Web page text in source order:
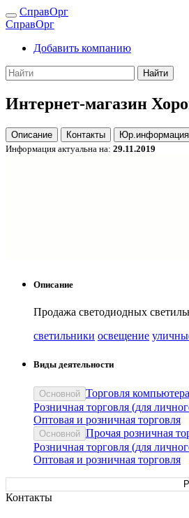
СправОрг
СправОрг
Добавить компанию
Найти
Интернет-магазин
Описание Контакты
Юр.информация
Информация актуальна на: 29.11.2019
Описание
Продажа светодиодных
светильники освещение
Виды деятельности
Основной Торговля
Розничная торговля (для
Оптовая и розничная торговля
Основной Прочая розничная
Розничная торговля (для
Оптовая и розничная торговля
Контакты